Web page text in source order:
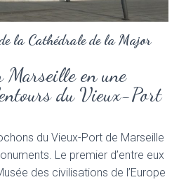
la Cathédrale de la Major
Marseille en une
du Vieux-Port
du Vieux-Port de Marseille
Le premier d’entre eux
des civilisations de l’Europe